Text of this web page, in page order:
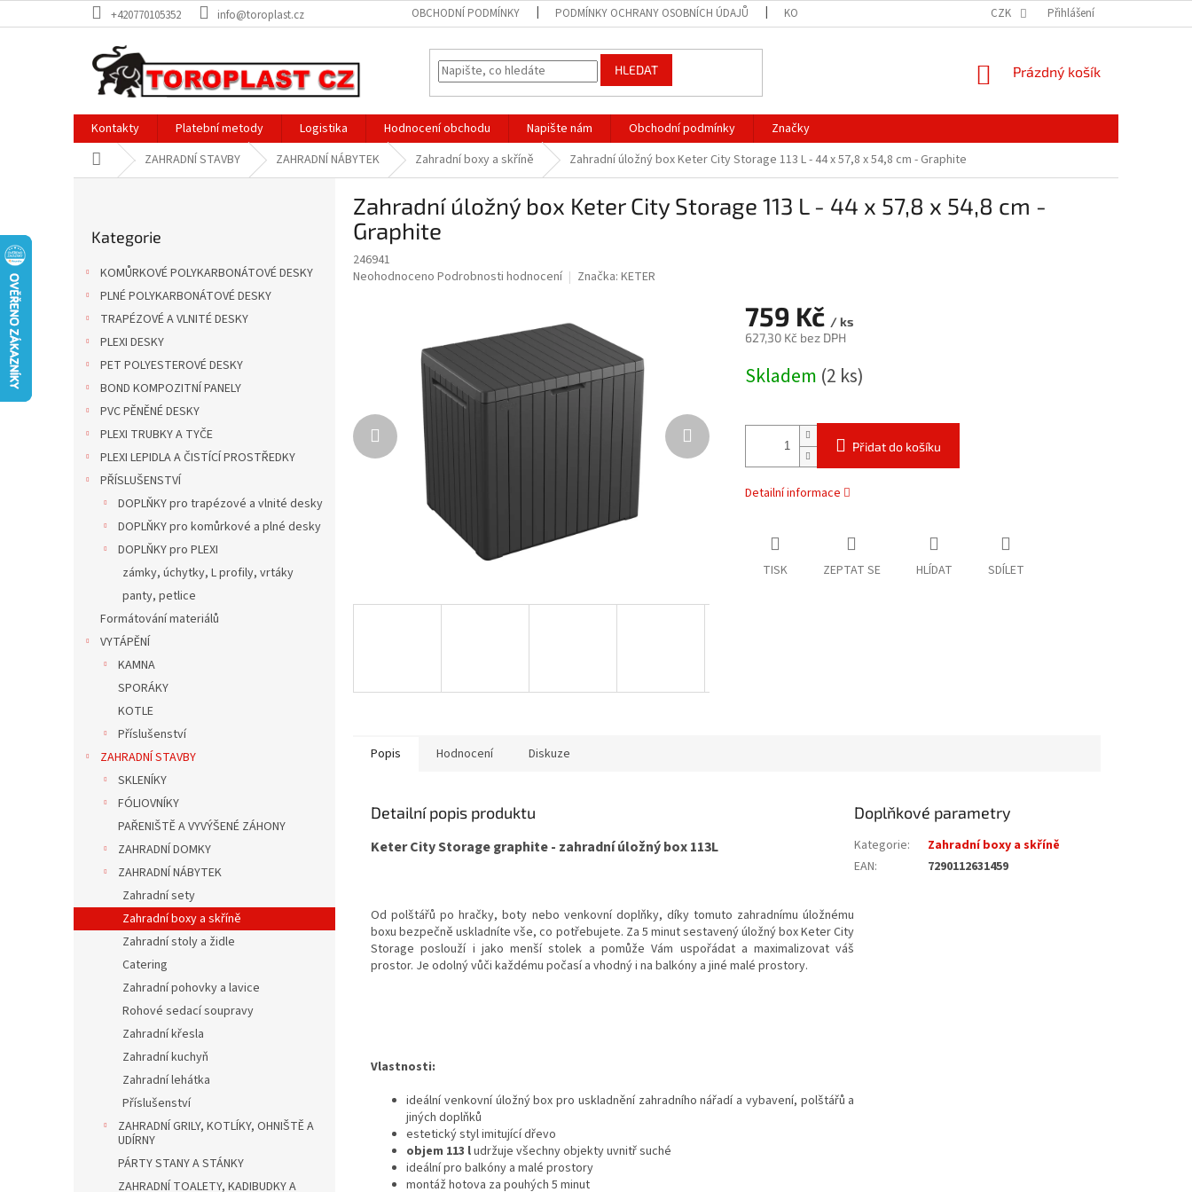
na
+420770105352 info@toroplast.cz OBCHODNÍ PODMÍNKY PODMÍNKY OCHRANY OSOBNÍCH ÚDAJŮ KONTAKTY NOVINKY
CZK Přihlášení
HLEDAT
NÁKUPNÍ
Prázdný košík
Kontakty Platební metody Logistika Hodnocení obchodu Napište nám Obchodní podmínky
Značky
Domů ZAHRADNÍ STAVBY ZAHRADNÍ NÁBYTEK Zahradní boxy a skříně Zahradní úložný box Keter City Storage 113 L - 44 x 57,8 x 54,8 cm - Graphite
kategorie
Kategorie
KOMŮRKOVÉ POLYKARBONÁTOVÉ DESKY
PLNÉ POLYKARBONÁTOVÉ DESKY
TRAPÉZOVÉ A VLNITÉ DESKY
PLEXI DESKY
PET POLYESTEROVÉ DESKY
BOND KOMPOZITNÍ PANELY
PVC PĚNĚNÉ DESKY
PLEXI TRUBKY A TYČE
PLEXI LEPIDLA A ČISTÍCÍ PROSTŘEDKY
PŘÍSLUŠENSTVÍ
DOPLŇKY pro trapézové a vlnité desky
DOPLŇKY pro komůrkové a plné desky
DOPLŇKY pro PLEXI
zámky, úchytky, L profily, vrtáky
panty, petlice
Formátování materiálů
VYTÁPĚNÍ
KAMNA
SPORÁKY
KOTLE
Příslušenství
ZAHRADNÍ STAVBY
SKLENÍKY
FÓLIOVNÍKY
PAŘENIŠTĚ A VYVÝŠENÉ ZÁHONY
ZAHRADNÍ DOMKY
ZAHRADNÍ NÁBYTEK
Zahradní sety
Zahradní boxy a skříně
Zahradní stoly a židle
Catering
Zahradní pohovky a lavice
Rohové sedací soupravy
Zahradní křesla
Zahradní kuchyň
Zahradní lehátka
Příslušenství
ZAHRADNÍ GRILY, KOTLÍKY, OHNIŠTĚ A
UDÍRNY
PÁRTY STANY A STÁNKY
ZAHRADNÍ TOALETY, KADIBUDKY A
Zahradní úložný box Keter City Storage 113 L - 44 x 57,8 x 54,8 cm -
Graphite
246941
Průměrné
Neohodnoceno Podrobnosti hodnocení Značka: KETER
759 Kč / ks
627,30 Kč bez DPH
cena:
Skladem (2 ks)
Přidat do košíku
Detailní informace
TISK ZEPTAT SE HLÍDAT SDÍLET
Popis Hodnocení Diskuze
Detailní popis produktu
Keter City Storage graphite - zahradní úložný box 113L
Od polštářů po hračky, boty nebo venkovní doplňky, díky tomuto zahradnímu úložnému
boxu bezpečně uskladníte vše, co potřebujete. Za 5 minut sestavený úložný box Keter City
Storage poslouží i jako menší stolek a pomůže Vám uspořádat a maximalizovat váš
prostor. Je odolný vůči každému počasí a vhodný i na balkóny a jiné malé prostory.
Vlastnosti:
ideální venkovní úložný box pro uskladnění zahradního nářadí a vybavení, polštářů a
jiných doplňků
estetický styl imitující dřevo
objem 113 ludržuje všechny objekty uvnitř suché
ideální pro balkóny a malé prostory
montáž hotova za pouhých 5 minut
Doplňkové parametry
Kategorie:
Zahradní boxy a skříně
EAN: 7290112631459